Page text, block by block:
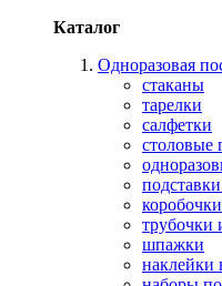
Каталог
Одноразовая
стаканы
тарелки
салфетки
столовые
трубочки
шпажки
наклейки